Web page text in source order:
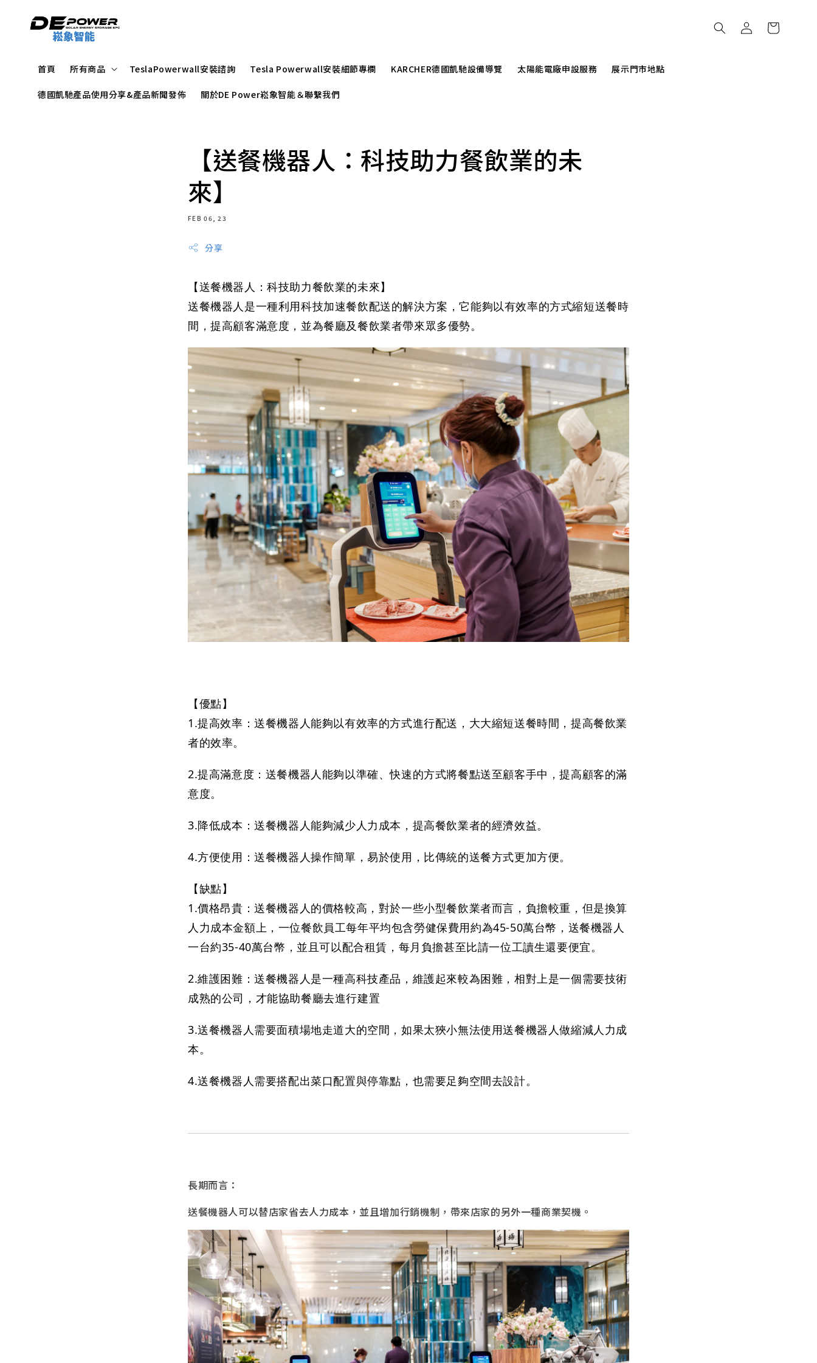
首頁 所有商品 TeslaPowerwall安裝諮詢 Tesla Powerwall安裝細節專欄 KARCHER德國凱馳設備導覽 太陽能電廠申設服務 展示門市地點
德國凱馳產品使用分享&產品新聞發佈 關於DE Power崧象智能＆聯繫我們
【送餐機器人：科技助力餐飲業的未
來】
FEB 06, 23
分享
【送餐機器人：科技助力餐飲業的未來】
送餐機器人是一種利用科技加速餐飲配送的解決方案，它能夠以有效率的方式縮短送餐時
間，提高顧客滿意度，並為餐廳及餐飲業者帶來眾多優勢。
【優點】
1.提高效率：送餐機器人能夠以有效率的方式進行配送，大大縮短送餐時間，提高餐飲業
者的效率。
2.提高滿意度：送餐機器人能夠以準確、快速的方式將餐點送至顧客手中，提高顧客的滿
意度。
3.降低成本：送餐機器人能夠減少人力成本，提高餐飲業者的經濟效益。
4.方便使用：送餐機器人操作簡單，易於使用，比傳統的送餐方式更加方便。
【缺點】
1.價格昂貴：送餐機器人的價格較高，對於一些小型餐飲業者而言，負擔較重，但是換算
人力成本金額上，一位餐飲員工每年平均包含勞健保費用約為45-50萬台幣，送餐機器人
一台約35-40萬台幣，並且可以配合租賃，每月負擔甚至比請一位工讀生還要便宜。
2.維護困難：送餐機器人是一種高科技產品，維護起來較為困難，相對上是一個需要技術
成熟的公司，才能協助餐廳去進行建置
3.送餐機器人需要面積場地走道大的空間，如果太狹小無法使用送餐機器人做縮減人力成
本。
4.送餐機器人需要搭配出菜口配置與停靠點，也需要足夠空間去設計。
長期而言：
送餐機器人可以替店家省去人力成本，並且增加行銷機制，帶來店家的另外一種商業契機。